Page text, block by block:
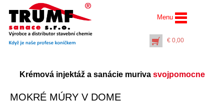
Menu
€ 0,00
Krémová injektáž a sanácie muriva svojpomocne
MOKRÉ MÚRY V DOME